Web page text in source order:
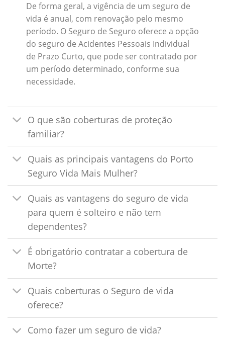
De forma geral, a vigência de um seguro de
vida é anual, com renovação pelo mesmo
período. O Seguro de Seguro oferece a opção
do seguro de Acidentes Pessoais Individual
de Prazo Curto, que pode ser contratado por
um período determinado, conforme sua
necessidade.
O que são coberturas de proteção
familiar?
Quais as principais vantagens do Porto
Seguro Vida Mais Mulher?
Quais as vantagens do seguro de vida
para quem é solteiro e não tem
dependentes?
É obrigatório contratar a cobertura de
Morte?
Quais coberturas o Seguro de vida
oferece?
Como fazer um seguro de vida?